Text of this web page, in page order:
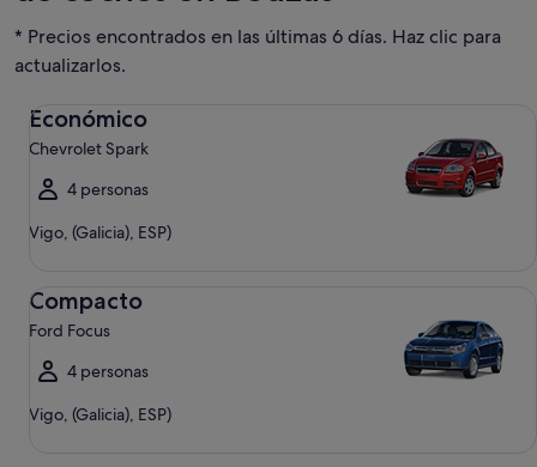
* Precios encontrados en las últimas 6 días. Haz clic para
actualizarlos.
Económico
Chevrolet Spark
4 personas
Vigo, (Galicia), ESP)
Compacto
Ford Focus
4 personas
Vigo, (Galicia), ESP)